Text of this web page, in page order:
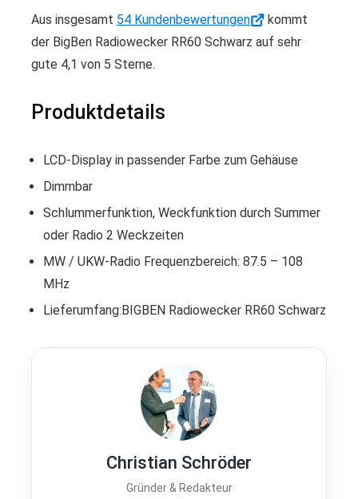
Aus insgesamt 54 Kundenbewertungen
kommt
der BigBen Radiowecker RR60 Schwarz auf sehr
gute 4,1 von 5 Sterne.
Produktdetails
LCD-Display in passender Farbe zum Gehäuse
Dimmbar
Schlummerfunktion, Weckfunktion durch Summer
oder Radio 2 Weckzeiten
MW / UKW-Radio Frequenzbereich: 87.5 – 108
MHz
Lieferumfang:BIGBEN Radiowecker RR60 Schwarz
Christian Schröder
Gründer & Redakteur